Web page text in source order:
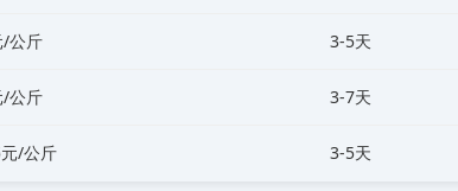
/公斤 3-5天
公斤 3-7天
/公斤 3-5天